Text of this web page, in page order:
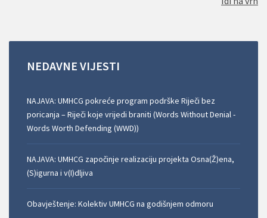
NEDAVNE VIJESTI
NAJAVA: UMHCG pokreće program podrške Riječi bez
poricanja – Riječi koje vrijedi braniti (Words Without Denial -
Words Worth Defending (WWD))
NAJAVA: UMHCG započinje realizaciju projekta Osna(Ž)ena,
(S)igurna i v(I)dljiva
Obavještenje: Kolektiv UMHCG na godišnjem odmoru